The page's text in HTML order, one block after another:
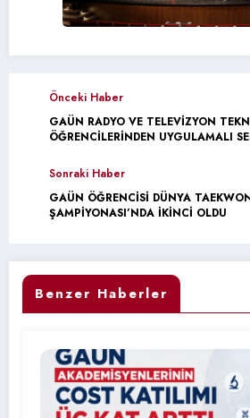
Önceki Haber
GAÜN RADYO VE TELEVİZYON
ÖĞRENCİLERİNDEN UYGULAMALI
Sonraki Haber
GAÜN ÖĞRENCİSİ DÜNYA
ŞAMPİYONASI’NDA İKİNCİ OLDU
Benzer Haberler